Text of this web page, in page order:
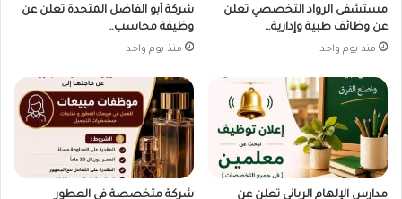
مستشفى الرواد التخصصي تعلن
عن وظائف طبية وإدارية…
منذ يوم واحد
شركة أبو الفاضل المتحدة تعلن عن
وظيفة محاسب…
منذ يوم واحد
مدارس الإلهام الرباني تعلن عن
شركة متخصصة في العطور